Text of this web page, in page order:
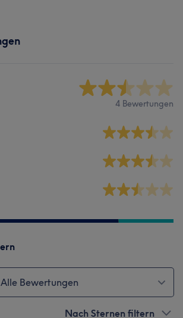
4 Bewertungen
Alle Bewertungen
Nach Sternen filtern